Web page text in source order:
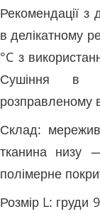
Рекомендації
в делікатному
°C з
Сушіння в
розправленому
Склад:
тканина низу
полімерне
Розмір L: груди